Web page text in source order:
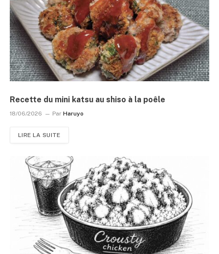
Recette du mini katsu au shiso à la poêle
18/06/2026 Par Haruyo
LIRE LA SUITE